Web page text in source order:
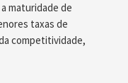
maturidade de
taxas de
competitividade,